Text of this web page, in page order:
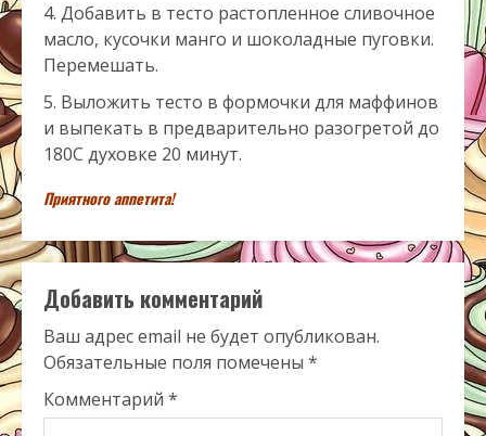
Добавить в тесто растопленное сливочное
масло, кусочки манго и шоколадные пуговки.
Перемешать.
Выложить тесто в формочки для маффинов
и выпекать в предварительно разогретой до
180С духовке 20 минут.
Приятного аппетита!
Добавить комментарий
Ваш адрес email не будет опубликован.
Обязательные поля помечены *
Комментарий *